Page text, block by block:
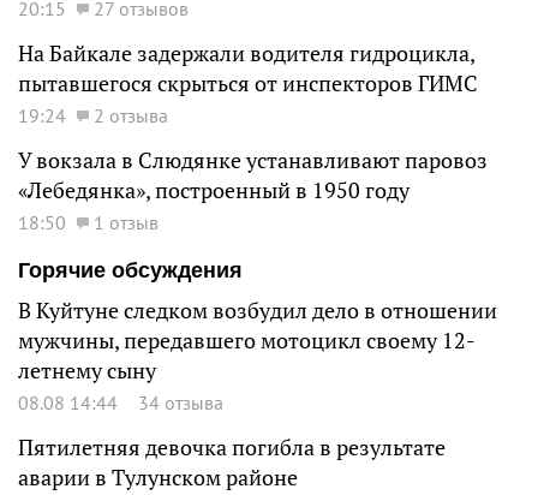
20:15 27 отзывов
На Байкале задержали водителя гидроцикла,
пытавшегося скрыться от инспекторов ГИМС
19:24 2 отзыва
У вокзала в Слюдянке устанавливают паровоз
«Лебедянка», построенный в 1950 году
18:50
1 отзыв
Горячие обсуждения
В Куйтуне следком возбудил дело в отношении
мужчины, передавшего мотоцикл своему 12-
летнему сыну
08.08 14:44 34 отзыва
Пятилетняя девочка погибла в результате
аварии в Тулунском районе